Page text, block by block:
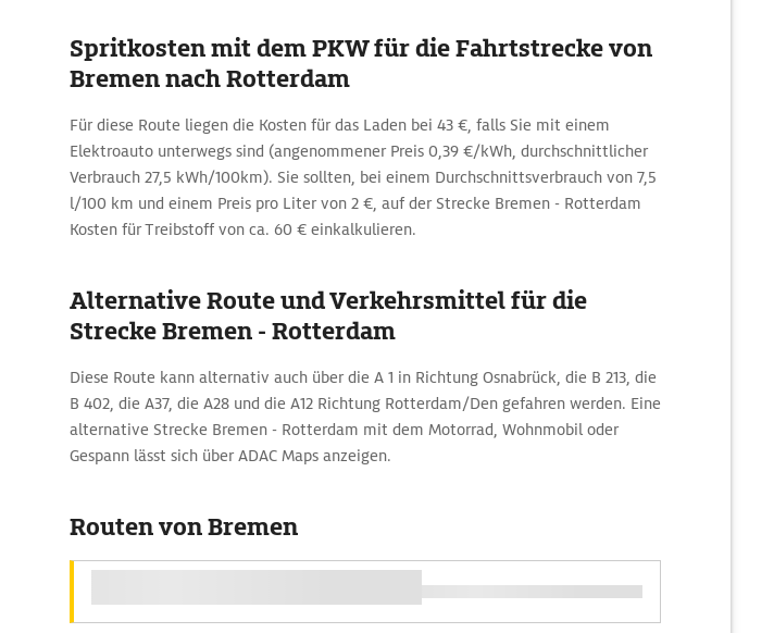
Spritkosten mit dem PKW für die Fahrtstrecke von
Bremen nach Rotterdam
Für diese Route liegen die Kosten für das Laden bei 43 €, falls Sie mit einem
Elektroauto unterwegs sind (angenommener Preis 0,39 €/kWh, durchschnittlicher
Verbrauch 27,5 kWh/100km). Sie sollten, bei einem Durchschnittsverbrauch von 7,5
l/100 km und einem Preis pro Liter von 2 €, auf der Strecke Bremen - Rotterdam
Kosten für Treibstoff von ca. 60 € einkalkulieren.
Alternative Route und Verkehrsmittel für die
Strecke Bremen - Rotterdam
Diese Route kann alternativ auch über die A 1 in Richtung Osnabrück, die B 213, die
B 402, die A37, die A28 und die A12 Richtung Rotterdam/Den gefahren werden. Eine
alternative Strecke Bremen - Rotterdam mit dem Motorrad, Wohnmobil oder
Gespann lässt sich über ADAC Maps anzeigen.
Routen von Bremen